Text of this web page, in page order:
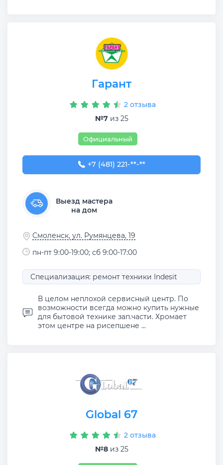
Гарант
2 отзыва
№7из 25
Официальный
+7 (481) 221-88-00
+7 (481) 221-**-**
Выезд мастера
на дом
Смоленск, ул. Румянцева, 19
пн-пт 9:00-19:00; сб 9:00-17:00
Специализация: ремонт техники Indesit
В целом неплохой сервисный центр. По
возможности всегда можно купить нужные
для бытовой технике зап.части. Хромает
этом центре на рисепшене ...
Global 67
2 отзыва
№8из 25